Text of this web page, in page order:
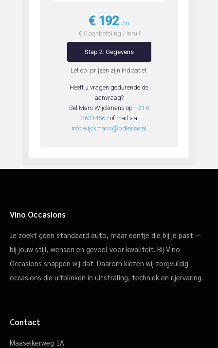
Vino Occasions
Je zoekt geen standaard auto, maar eentje die bij je past —
bij jouw stijl, wensen en gevoel voor kwaliteit. Bij Vino
Occasions snappen wij dat. Daarom kiezen wij zorgvuldig
occasions die uitblinken in uitstraling, techniek en rijervaring.
Contact
Maaseikerweg 1A